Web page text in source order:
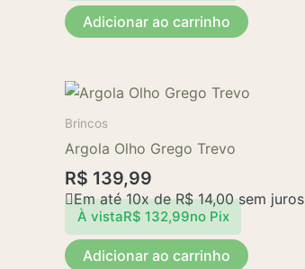
Adicionar ao carrinho
Brincos
Argola Olho Grego Trevo
R$ 139,99
Em até 10x deR$14,00sem juros
À vistaR$ 132,99no Pix
Adicionar ao carrinho